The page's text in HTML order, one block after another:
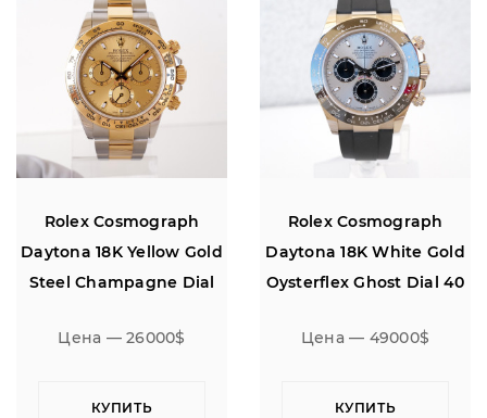
Rolex Cosmograph
Daytona 18K Yellow Gold
Steel Champagne Dial
Цена — 26000$
КУПИТЬ
Rolex Cosmograph
Daytona 18K White Gold
Oysterflex Ghost Dial 40
Цена — 49000$
КУПИТЬ